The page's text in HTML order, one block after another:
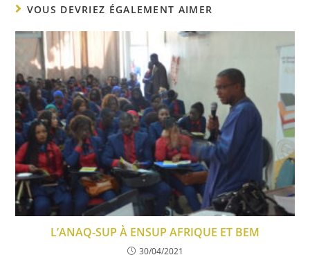
VOUS DEVRIEZ ÉGALEMENT AIMER
L’ANAQ-SUP À ENSUP AFRIQUE ET BEM
30/04/2021